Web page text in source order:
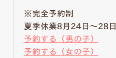
※完全予約制
夏季休業8月24日～28日
予約する（男の子）
予約する（女の子）